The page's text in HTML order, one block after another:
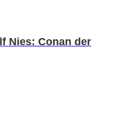
Nies: Conan der